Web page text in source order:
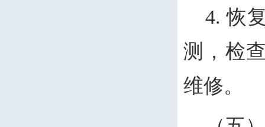
4. 恢
测，检
维修。